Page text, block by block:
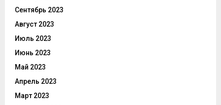
Сентябрь 2023
Август 2023
Июль 2023
Июнь 2023
Май 2023
Апрель 2023
Март 2023